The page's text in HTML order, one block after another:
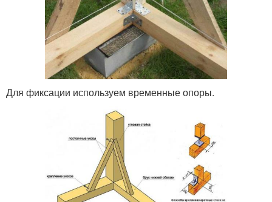
Для фиксации используем временные опоры.